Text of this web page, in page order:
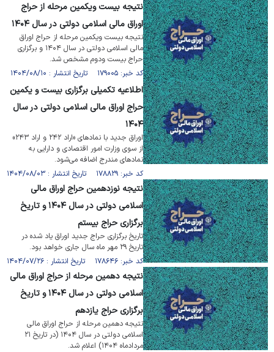
نتیجه بیست ‎و‎یکمین مرحله از حراج
اوراق مالی اسلامی دولتی در سال ۱۴۰۴
نتیجه بیست ‎و‎یکمین مرحله از حراج اوراق
مالی اسلامی دولتی در سال ۱۴۰۴ و برگزاری
حراج بیست و‎دوم مشخص شد.
کد خبر: ۱۷۹۰۰۵ تاریخ انتشار : ۱۴۰۴/۰۸/۱۰
اطلاعیه تکمیلی برگزاری بیست‎ و ‎یکمین
حراج اوراق مالی اسلامی دولتی در سال
۱۴۰۴
اوراق جدید با نماد‌های «اراد ۲۴۲ و اراد ۲۴۳»
از سوی وزارت امور اقتصادی و دارایی به
نماد‌های مندرج اضافه می‌شود.
کد خبر: ۱۷۸۸۲۹ تاریخ انتشار : ۱۴۰۴/۰۸/۰۳
نتیجه نوزدهمین حراج اوراق مالی
اسلامی دولتی در سال ۱۴۰۴ و تاریخ
برگزاری حراج بیستم
تاریخ برگزاری حراج جدید اوراق یاد شده در
تاریخ ۲۹ مهر ماه سال جاری خواهد بود.
کد خبر: ۱۷۸۶۴۶ تاریخ انتشار : ۱۴۰۴/۰۷/۲۶
نتیجه دهمین مرحله از حراج اوراق مالی
اسلامی دولتی در سال ۱۴۰۴ و تاریخ
برگزاری حراج یازدهم
نتیجه دهمین مرحله از حراج اوراق مالی
اسلامی دولتی در سال ۱۴۰۴ (در تاریخ ۲۱
مردادماه ۱۴۰۴) اعلام شد.